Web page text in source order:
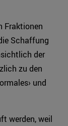
Fraktionen
Schaffung
der
zu den
und
werden, weil